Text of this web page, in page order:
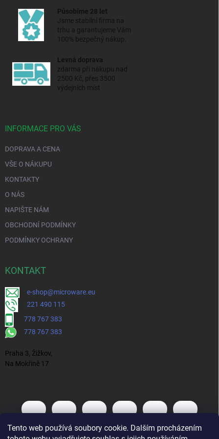
Tento web používá soubory cookie. Dalším procházením
Působíme 28 let
Jsme stabilní firma na
trhu a garantujeme Vám
100% bezpečný nákup.
Levná doprava
zdarma při nákupu nad
2500 Kč, přes 3500
výdejních míst
INFORMACE PRO VÁS
DOPRAVA A CENA
VŠE O NÁKUPU
KONTAKTY
O NÁS
NAPIŠTE NÁM
OBCHODNÍ PODMÍNKY
PODMÍNKY OCHRANY
KONTAKT
e-shop@microware.eu
221 490 115
778 767 383
778 767 383
Praha 3, Žižkov,
Na Mokřině 17